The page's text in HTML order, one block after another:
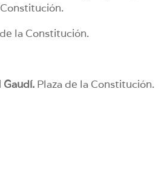
la Constitución.
Gaudí. Plaza de la Constitución.